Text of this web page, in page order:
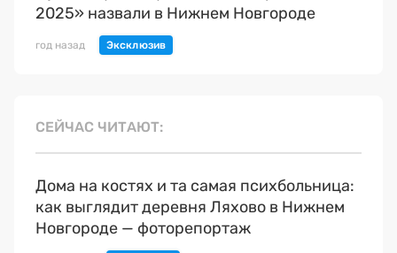
2025» назвали в Нижнем Новгороде
год назад
СЕЙЧАС ЧИТАЮТ
Дома на костях и та самая психбольница:
как выглядит деревня Ляхово в Нижнем
Новгороде — фоторепортаж